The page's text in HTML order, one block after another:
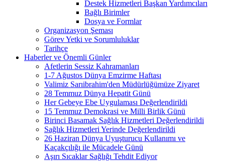
Destek Hizmetleri Başkan Yardımcıları
Bağlı Birimler
Dosya ve Formlar
Organizasyon Şeması
Görev Yetki ve Sorumluluklar
Tarihçe
Haberler ve Önemli Günler
Afetlerin Sessiz Kahramanları
1-7 Ağustos Dünya Emzirme Haftası
Valimiz Sarıibrahim'den Müdürlüğümüze Ziyaret
28 Temmuz Dünya Hepatit Günü
Her Gebeye Ebe Uygulaması Değerlendirildi
15 Temmuz Demokrasi ve Milli Birlik Günü
Birinci Basamak Sağlık Hizmetleri Değerlendirildi
Sağlık Hizmetleri Yerinde Değerlendirildi
26 Haziran Dünya Uyuşturucu Kullanımı ve
Kaçakçılığı ile Mücadele Günü
Aşırı Sıcaklar Sağlığı Tehdit Ediyor